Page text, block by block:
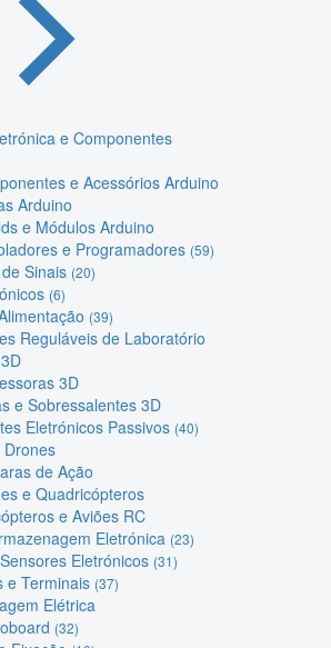
e Componentes
e Acessórios Arduino
Arduino
e Módulos Arduino
e Programadores (59)
Sinais (20)
(6)
(39)
Reguláveis de Laboratório
3D
e Sobressalentes 3D
Eletrónicos Passivos (40)
de Ação
e Quadricópteros
e Aviões RC
Eletrónica (23)
Eletrónicos (31)
e Terminais (37)
Elétrica
(32)